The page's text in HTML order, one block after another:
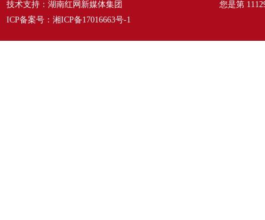
技术支持：湖南红网新媒体集团
ICP备案号： 湘ICP备17016663号-1
您是第